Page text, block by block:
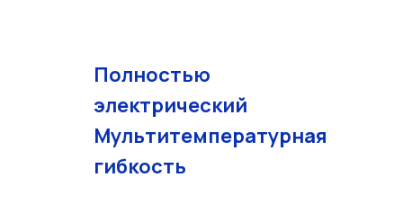
Полностью
электрический
Мультитемпературная
гибкость